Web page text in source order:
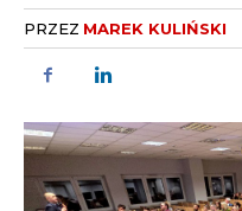
PRZEZ MAREK KULIŃSKI